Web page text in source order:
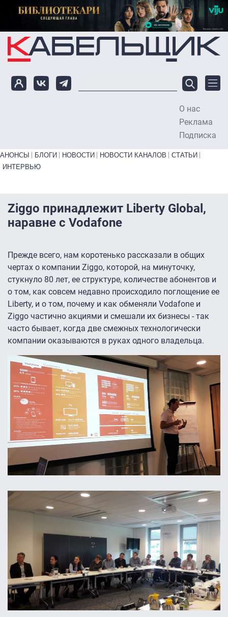
Перейти к основному содержанию
О нас
Реклама
Подписка
Primary links bottom
АНОНСЫ БЛОГИ НОВОСТИ НОВОСТИ КАНАЛОВ
СТАТЬИ
ИНТЕРВЬЮ
Ziggo принадлежит Liberty Global,
наравне с Vodafone
Прежде всего, нам коротенько рассказали в общих
чертах о компании Ziggo, которой, на минуточку,
стукнуло 80 лет, ее структуре, количестве абонентов и
о том, как совсем недавно происходило поглощение ее
Liberty, и о том, почему и как обменяли Vodafone и
Ziggo частично акциями и смешали их бизнесы - так
часто бывает, когда две смежных технологически
компании оказываются в руках одного владельца.